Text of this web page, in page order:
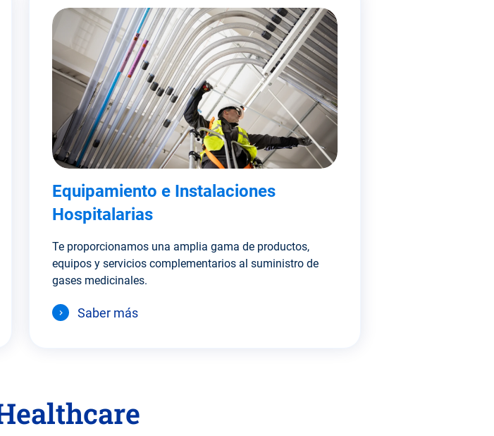
Equipamiento e Instalaciones
Hospitalarias
Te proporcionamos una amplia gama de productos,
equipos y servicios complementarios al suministro de
gases medicinales.
Saber más